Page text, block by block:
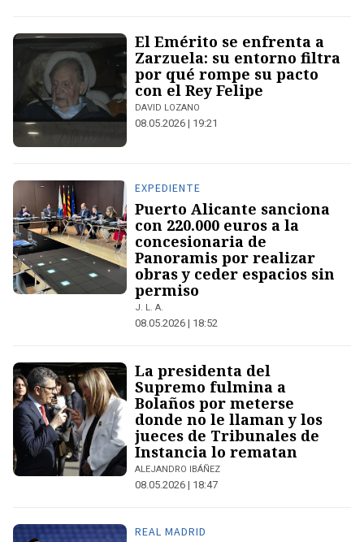
El Emérito se enfrenta a
Zarzuela: su entorno filtra
por qué rompe su pacto
con el Rey Felipe
DAVID LOZANO
08.05.2026 | 19:21
EXPEDIENTE
Puerto Alicante sanciona
con 220.000 euros a la
concesionaria de
Panoramis por realizar
obras y ceder espacios sin
permiso
J. L. A.
08.05.2026 | 18:52
La presidenta del
Supremo fulmina a
Bolaños por meterse
donde no le llaman y los
jueces de Tribunales de
Instancia lo rematan
ALEJANDRO IBÁÑEZ
08.05.2026 | 18:47
REAL MADRID